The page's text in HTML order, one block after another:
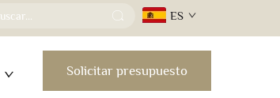
ES
Solicitar presupuesto